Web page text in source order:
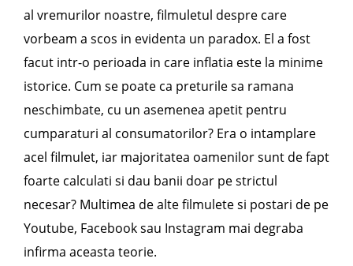
al vremurilor noastre, filmuletul despre care
vorbeam a scos in evidenta un paradox. El a fost
facut intr-o perioada in care inflatia este la minime
istorice. Cum se poate ca preturile sa ramana
neschimbate, cu un asemenea apetit pentru
cumparaturi al consumatorilor? Era o intamplare
acel filmulet, iar majoritatea oamenilor sunt de fapt
foarte calculati si dau banii doar pe strictul
necesar? Multimea de alte filmulete si postari de pe
Youtube, Facebook sau Instagram mai degraba
infirma aceasta teorie.